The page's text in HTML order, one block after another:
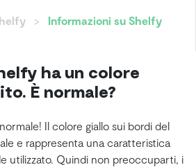
Informazioni su Shelfy
ha un colore
È normale?
Il colore giallo sui bordi del
e rappresenta una caratteristica
utilizzato. Quindi non preoccuparti, i